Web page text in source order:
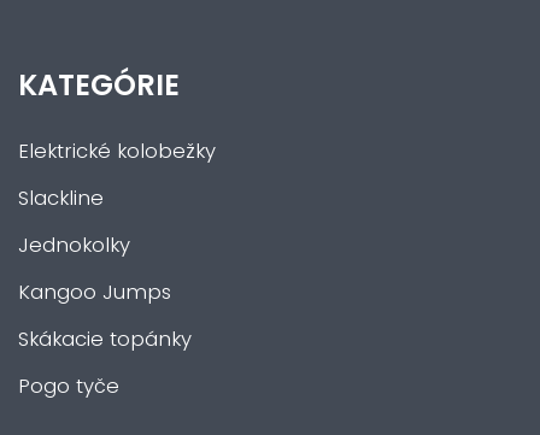
KATEGÓRIE
Elektrické kolobežky
Slackline
Jednokolky
Kangoo Jumps
Skákacie topánky
Pogo tyče